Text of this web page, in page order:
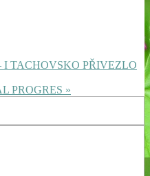
I TACHOVSKO PŘIVEZLO
PROGRES »